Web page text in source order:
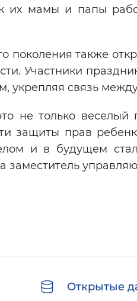
их мамы и папы
поколения также
Участники
укрепляя связь
не только веселый
защиты прав
и в будущем
заместитель
Открытые